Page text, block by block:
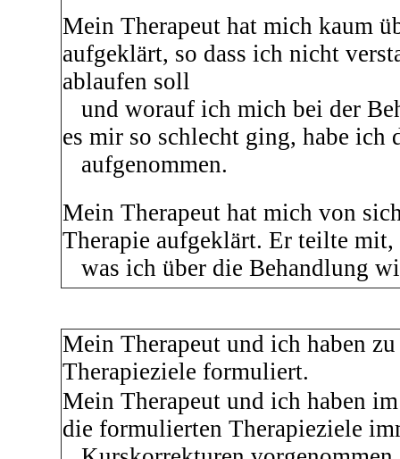
Mein Therapeut hat mich kaum
aufgeklärt, so dass ich nicht
ablaufen soll
und worauf ich mich bei der
es mir so schlecht ging, habe ich
aufgenommen.
Mein Therapeut hat mich von
Therapie aufgeklärt. Er teilte
was ich über die Behandlung
Mein Therapeut und ich haben
Therapieziele formuliert.
Mein Therapeut und ich haben
die formulierten Therapieziele